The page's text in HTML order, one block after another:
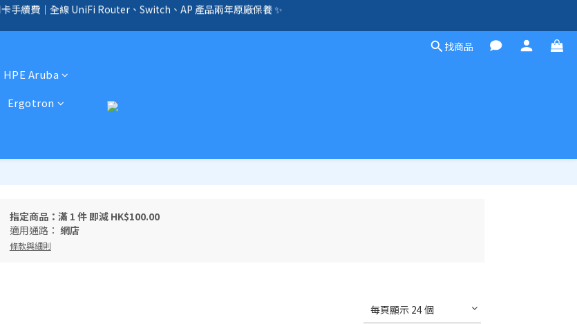
費、購物滿 HK$1000，即享免運優惠！（SSD、HDD、UPS 除外）🛍️
製化中、小、大型企業網絡、儲存、監控、會議、智能化等方案，歡迎聯絡！☎️
找商品
HPE Aruba
Ergotron
指定商品：滿 1 件 即減 HK$100.00
適用通路： 網店
條款與細則
每頁顯示 24 個